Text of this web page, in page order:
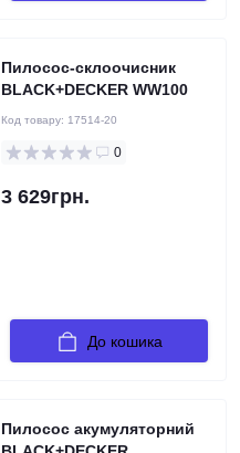
Пилосос-склоочисник
BLACK+DECKER WW100
Код товару: 17514-20
0
3 629грн.
До кошика
Пилосос акумуляторний